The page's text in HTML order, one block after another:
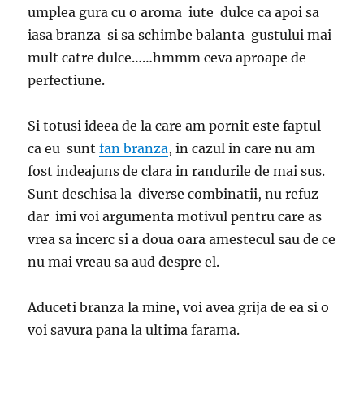
umplea gura cu o aroma iute dulce ca apoi sa
iasa branza si sa schimbe balanta gustului mai
mult catre dulce……hmmm ceva aproape de
perfectiune.
Si totusi ideea de la care am pornit este faptul
ca eu suntfan branza, in cazul in care nu am
fost indeajuns de clara in randurile de mai sus.
Sunt deschisa la diverse combinatii, nu refuz
dar imi voi argumenta motivul pentru care as
vrea sa incerc si a doua oara amestecul sau de ce
nu mai vreau sa aud despre el.
Aduceti branza la mine, voi avea grija de ea si o
voi savura pana la ultima farama.